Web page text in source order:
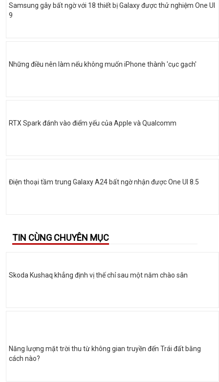
Samsung gây bất ngờ với 18 thiết bị Galaxy được thử nghiệm One UI
9
Những điều nên làm nếu không muốn iPhone thành 'cục gạch'
RTX Spark đánh vào điểm yếu của Apple và Qualcomm
Điện thoại tầm trung Galaxy A24 bất ngờ nhận được One UI 8.5
TIN CÙNG CHUYÊN MỤC
Skoda Kushaq khẳng định vị thế chỉ sau một năm chào sân
Năng lượng mặt trời thu từ không gian truyền đến Trái đất bằng
cách nào?